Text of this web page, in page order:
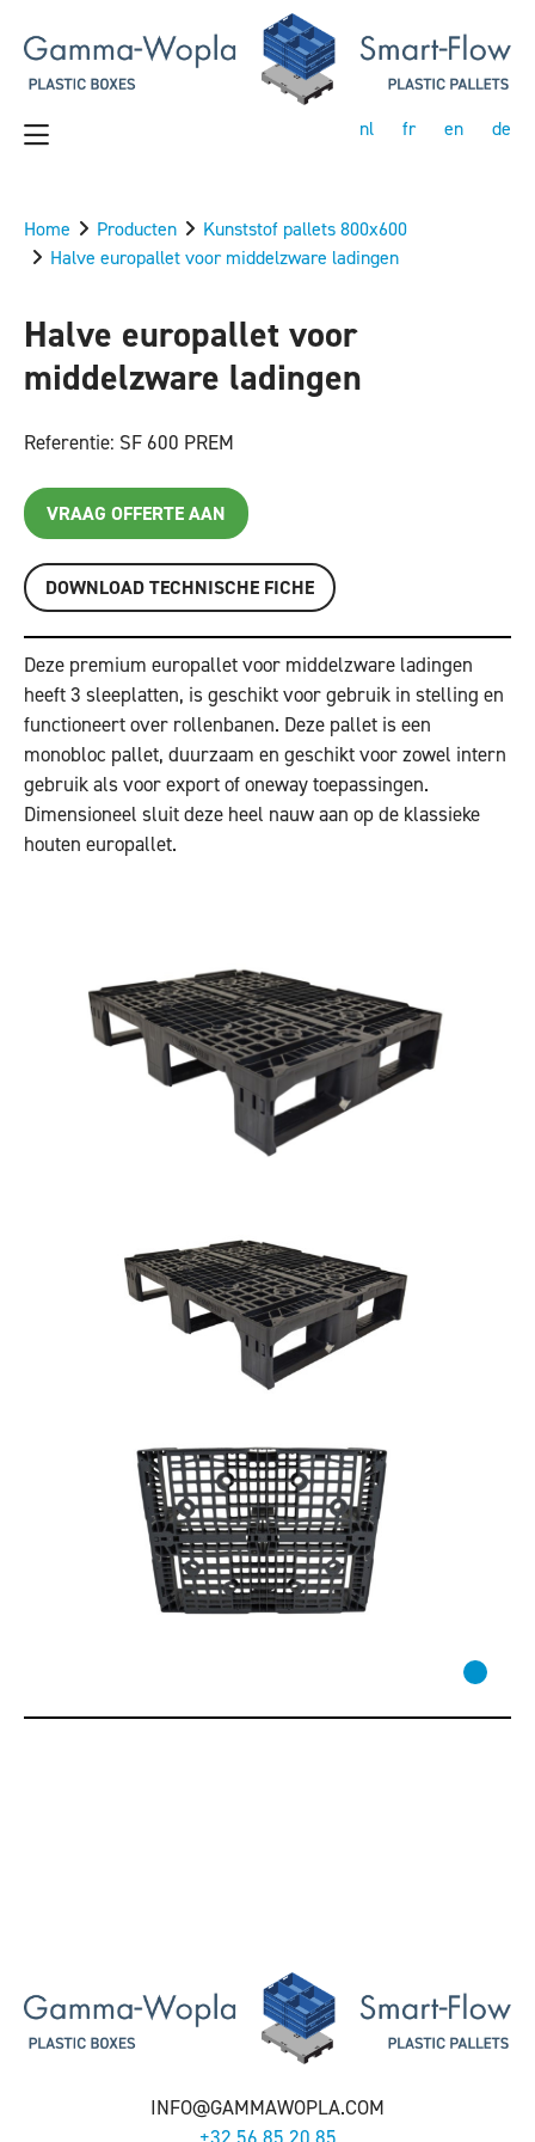
nl fr en de
Home Producten
Kunststof pallets 800x600
Halve europallet voor middelzware ladingen
Halve europallet voor
middelzware ladingen
Referentie: SF 600 PREM
VRAAG OFFERTE AAN
DOWNLOAD TECHNISCHE FICHE
Deze premium europallet voor middelzware ladingen
heeft 3 sleeplatten, is geschikt voor gebruik in stelling en
functioneert over rollenbanen. Deze pallet is een
monobloc pallet, duurzaam en geschikt voor zowel intern
gebruik als voor export of oneway toepassingen.
Dimensioneel sluit deze heel nauw aan op de klassieke
houten europallet.
INFO@GAMMAWOPLA.COM